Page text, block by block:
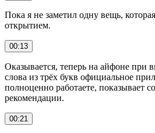
Пока я не заметил одну вещь,
открытием.
00:13
Оказывается, теперь на айфоне при
слова из трёх букв официальное
полноценно работаете, показывает
рекомендации.
00:21